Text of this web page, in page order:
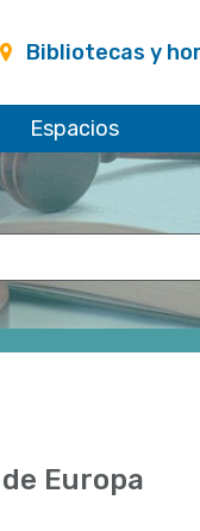
Bibliotecas y
Espacios
Europa